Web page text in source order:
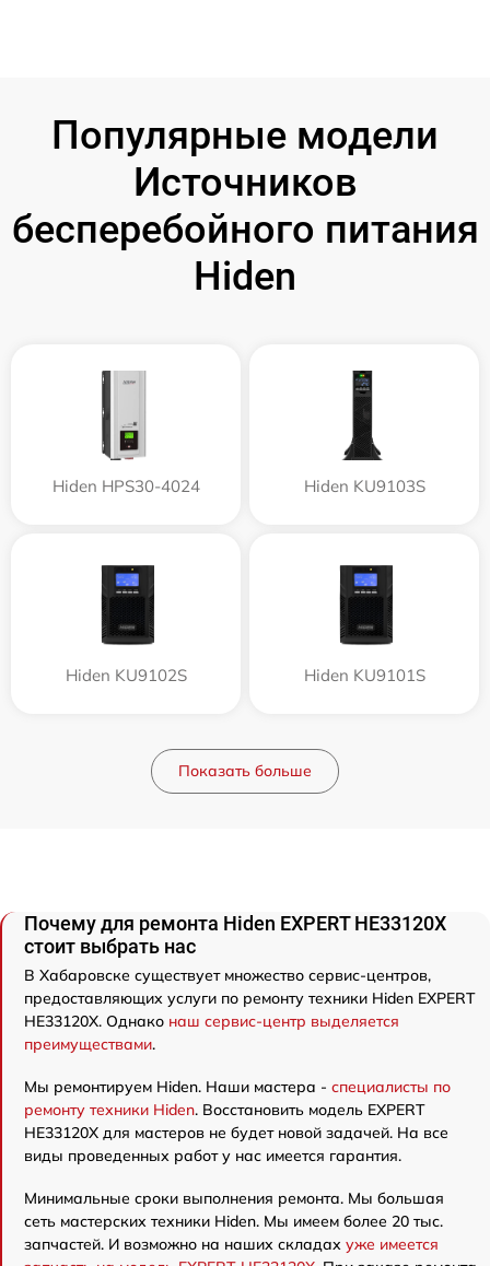
Популярные модели
Источников
бесперебойного питания
Hiden
Hiden HPS30-4024 Hiden KU9103S
Hiden KU9102S Hiden KU9101S
Показать больше
Почему для ремонта Hiden EXPERT HE33120X
стоит выбрать нас
В Хабаровске существует множество сервис-центров,
предоставляющих услуги по ремонту техники Hiden EXPERT
HE33120X. Однако наш сервис-центр выделяется
преимуществами.
Мы ремонтируем Hiden. Наши мастера - специалисты по
ремонту техники Hiden. Восстановить модель EXPERT
HE33120X для мастеров не будет новой задачей. На все
виды проведенных работ у нас имеется гарантия.
Минимальные сроки выполнения ремонта. Мы большая
сеть мастерских техники Hiden. Мы имеем более 20 тыс.
запчастей. И возможно на наших складах уже имеется